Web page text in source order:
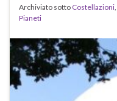
Archiviato sotto Costellazioni,
Pianeti